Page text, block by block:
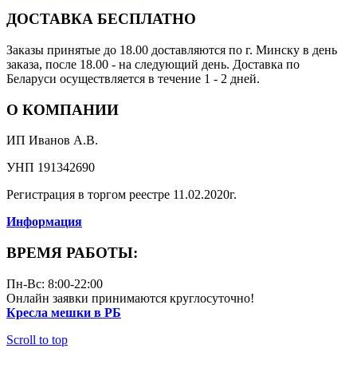
ДОСТАВКА БЕСПЛАТНО
Заказы принятые до 18.00 доставляются по г. Минску в день
заказа, после 18.00 - на следующий день. Доставка по
Беларуси осуществляется в течение 1 - 2 дней.
О КОМПАНИИ
ИП Иванов А.В.
УНП 191342690
Регистрация в торгом реестре 11.02.2020г.
Информация
ВРЕМЯ РАБОТЫ:
Пн-Вс: 8:00-22:00
Онлайн заявки принимаются круглосуточно!
Кресла мешки в РБ
Scroll to top